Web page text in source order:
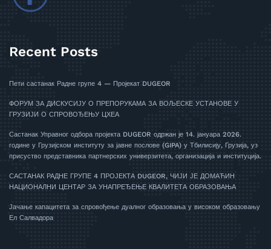
Recent Posts
Пети састанак Радне групе 4 — Пројекат DUGEOR
ФОРУМ ЗА ДИСКУСИЈУ О ПРЕПОРУКАМА ЗА ВОЉЕСКЕ УСТАНОВЕ У
ГРУЗИЈИ О СПРОВОЂЕЊУ ЦХЕА
Састанак Управног одбора пројекта DUGEOR одржан је 14. јануара 2026.
године у Грузијском институту за јавне послове (GIPA) у Тбилисију, Грузија, уз
присуство представника партнерских универзитета, организација и институција.
САСТАНАК РАДНЕ ГРУПЕ 4 ПРОЈЕКТА DUGEOR, ЧИЈИ ЈЕ ДОМАЋИН
НАЦИОНАЛНИ ЦЕНТАР ЗА УНАПРЕЂЕЊЕ КВАЛИТЕТА ОБРАЗОВАЊА
Јачање капацитета за спровођење дуалног образовања у високом образовању
Ел Салвадора